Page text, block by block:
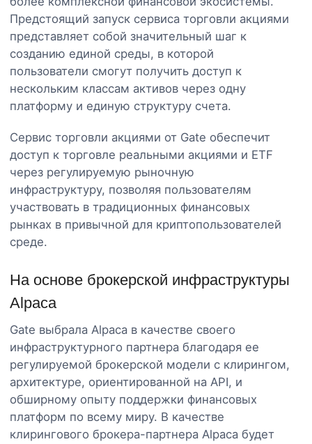
Предстоящий запуск сервиса торговли акциями
представляет собой значительный шаг к
созданию единой среды, в которой
пользователи смогут получить доступ к
нескольким классам активов через одну
платформу и единую структуру счета.
Сервис торговли акциями от Gate обеспечит
доступ к торговле реальными акциями и ETF
через регулируемую рыночную
инфраструктуру, позволяя пользователям
участвовать в традиционных финансовых
рынках в привычной для криптопользователей
среде.
На основе брокерской инфраструктуры
Alpaca
Gate выбрала Alpaca в качестве своего
инфраструктурного партнера благодаря ее
регулируемой брокерской модели с клирингом,
архитектуре, ориентированной на API, и
обширному опыту поддержки финансовых
платформ по всему миру. В качестве
клирингового брокера-партнера Alpaca будет